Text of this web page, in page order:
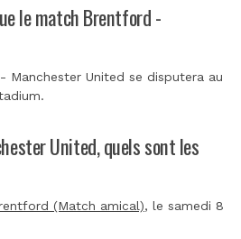
le match Brentford -
United se disputera au
.
United, quels sont les
(Match amical), le samedi 8